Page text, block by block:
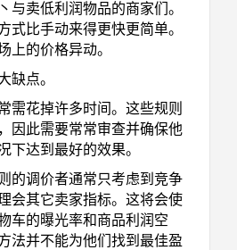
与卖低利润物品的商家们。
式比手动来得更快更简单。
上的价格异动。
缺点。
需花掉许多时间。这些规则
因此需要常常审查并确保他
下达到最好的效果。
的调价者通常只考虑到竞争
会其它卖家指标。这将会使
车的曝光率和商品利润空
法并不能为他们找到最佳盈